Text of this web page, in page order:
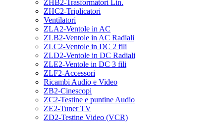
ZHB2-Trasformatori Lin.
ZHC2-Triplicatori
Ventilatori
ZLA2-Ventole in AC
ZLB2-Ventole in AC Radiali
ZLC2-Ventole in DC 2 fili
ZLD2-Ventole in DC Radiali
ZLE2-Ventole in DC 3 fili
ZLF2-Accessori
Ricambi Audio e Video
ZB2-Cinescopi
ZC2-Testine e puntine Audio
ZE2-Tuner TV
ZD2-Testine Video (VCR)